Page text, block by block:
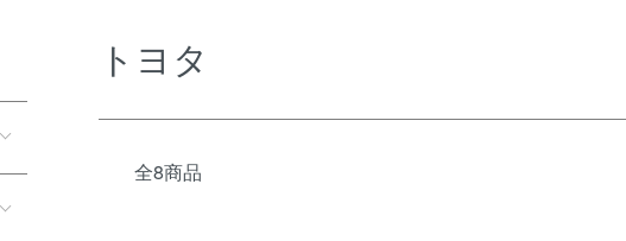
トヨタ
全8商品